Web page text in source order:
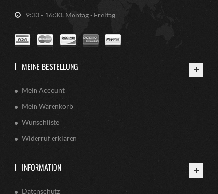
9:30 - 16:30, Montag - Freitag
MEINE BESTELLUNG
Mein Account
Mein Warenkorb
Wunschliste
Widerruf erklären
INFORMATION
Datenschutz